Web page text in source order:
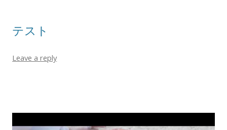
テスト
Leave a reply